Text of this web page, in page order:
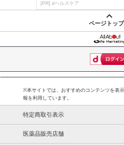
[PR] dヘルスケア
ページトッ
※本サイトでは、おすすめのコンテンツを表
報を利用しています。
特定商取引表示
医薬品販売店舗